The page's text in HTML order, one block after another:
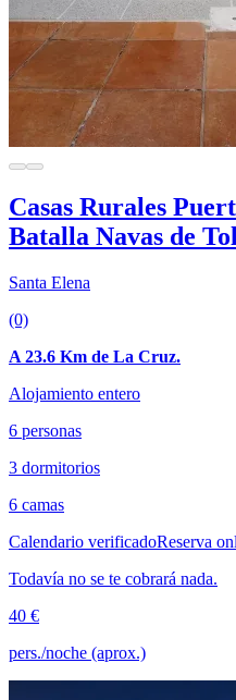
Casas Rurales
Batalla Navas de
Santa Elena
(0)
A 23.6 Km de La Cruz.
Alojamiento entero
6 personas
3 dormitorios
6 camas
Calendario verificadoReserva
Todavía no se te cobrará nada.
40 €
pers./noche (aprox.)